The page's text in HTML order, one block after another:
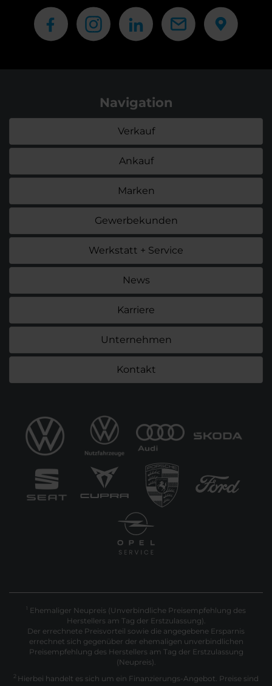
Navigation
Verkauf
Ankauf
Marken
Gewerbekunden
Werkstatt + Service
News
Karriere
Unternehmen
Kontakt
Ehemaliger Neupreis (Unverbindliche Preisempfehlung des
Herstellers am Tag der Erstzulassung).
Der errechnete Preisvorteil sowie die angegebene Ersparnis
errechnet sich gegenüber der ehemaligen unverbindlichen
Preisempfehlung des Herstellers am Tag der Erstzulassung
(Neupreis).
2 Hierbei handelt es sich um ein Finanzierungs-Angebot. Preise sind